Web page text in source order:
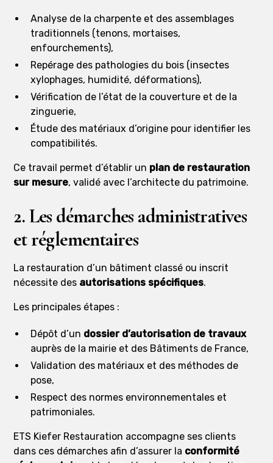
Analyse de la charpente et des assemblages
traditionnels (tenons, mortaises,
enfourchements),
Repérage des pathologies du bois (insectes
xylophages, humidité, déformations),
Vérification de l’état de la couverture et de la
zinguerie,
Étude des matériaux d’origine pour identifier les
compatibilités.
Ce travail permet d’établir un plan de restauration
sur mesure, validé avec l’architecte du patrimoine.
2. Les démarches administratives
et réglementaires
La restauration d’un bâtiment classé ou inscrit
nécessite des autorisations spécifiques.
Les principales étapes :
Dépôt d’un dossier d’autorisation de travaux
auprès de la mairie et des Bâtiments de France,
Validation des matériaux et des méthodes de
pose,
Respect des normes environnementales et
patrimoniales.
ETS Kiefer Restauration accompagne ses clients
dans ces démarches afin d’assurer la conformité